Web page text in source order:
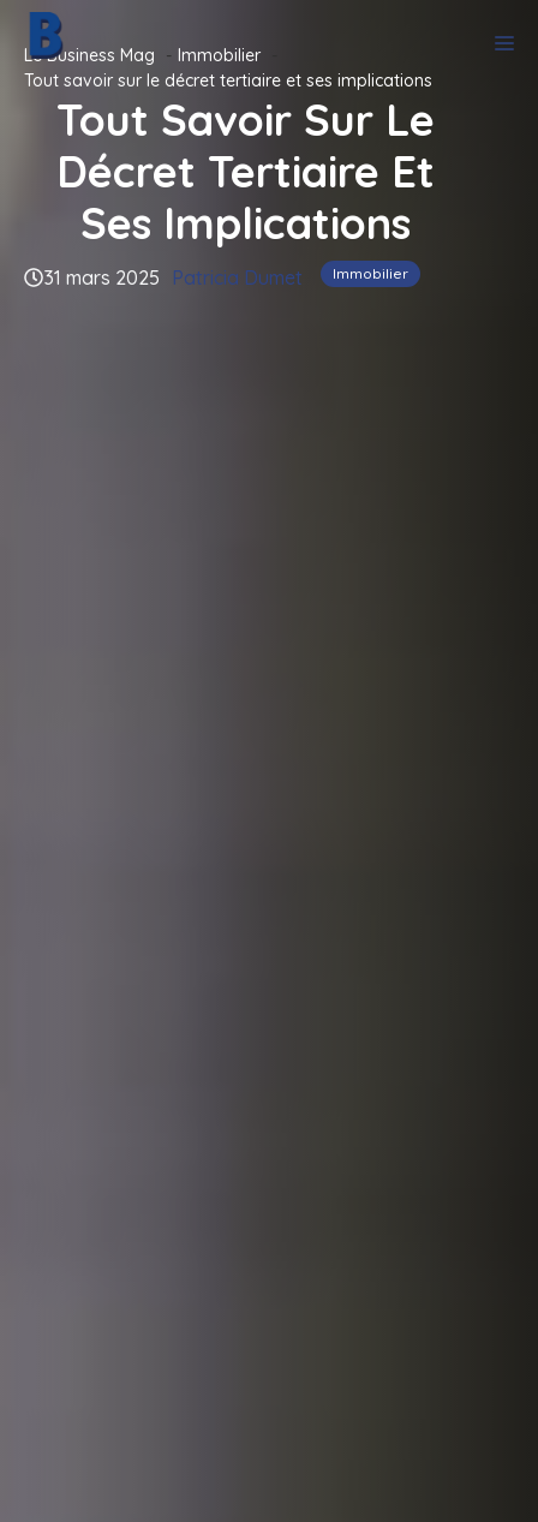
Aller
au
contenu
Le Business Mag
Immobilier
Tout savoir sur le décret tertiaire et ses implications
Tout Savoir Sur Le
Décret Tertiaire Et
Ses Implications
31 mars 2025 Patricia Dumet Immobilier